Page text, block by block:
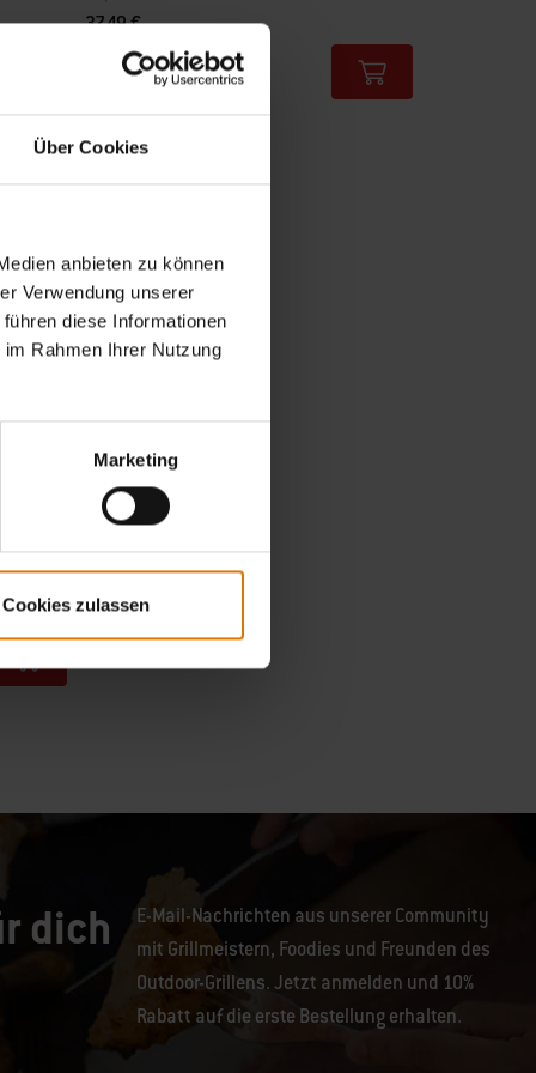
Über Cookies
anbieten zu können
Verwendung unserer
diese Informationen
Rahmen Ihrer Nutzung
Marketing
Cookies zulassen
37,49 €
inkl. MwSt., zzgl. Versand
Color Options
dich
E-Mail-Nachrichten aus unserer Community
mit Grillmeistern, Foodies und Freunden des
Outdoor-Grillens. Jetzt anmelden und 10%
Rabatt auf die erste Bestellung erhalten.